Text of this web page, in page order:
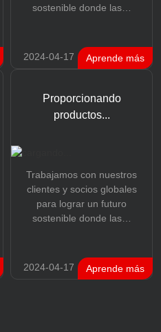
sostenible donde las…
2024-04-17 Aprende más
Proporcionando
productos...
Trabajamos con nuestros
clientes y socios globales
para lograr un futuro
sostenible donde las…
2024-04-17 Aprende más